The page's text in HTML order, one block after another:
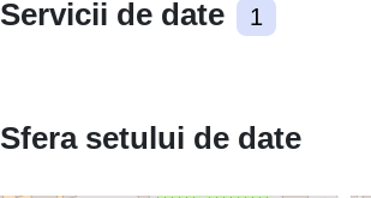
Servicii de date 1
Sfera setului de date